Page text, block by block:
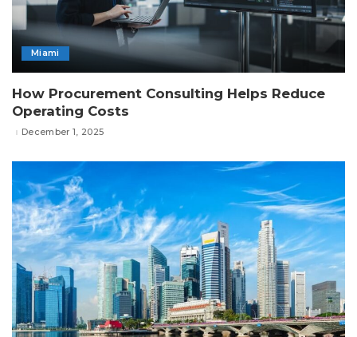
Miami
How Procurement Consulting Helps Reduce
Operating Costs
December 1, 2025